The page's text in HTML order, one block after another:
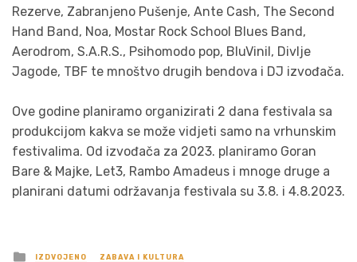
Rezerve, Zabranjeno Pušenje, Ante Cash, The Second
Hand Band, Noa, Mostar Rock School Blues Band,
Aerodrom, S.A.R.S., Psihomodo pop, BluVinil, Divlje
Jagode, TBF te mnoštvo drugih bendova i DJ izvođača.
Ove godine planiramo organizirati 2 dana festivala sa
produkcijom kakva se može vidjeti samo na vrhunskim
festivalima. Od izvođača za 2023. planiramo Goran
Bare & Majke, Let3, Rambo Amadeus i mnoge druge a
planirani datumi održavanja festivala su 3.8. i 4.8.2023.
Posted
IZDVOJENO ZABAVA I KULTURA